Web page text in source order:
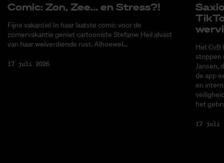
Co­mic: Zon, Zee... en Stress?!
Fijne vakantie! In haar laatste comic voor de
zomervakantie geniet cartooniste Stefanie Heil alvast
van haar welverdiende rust. Alhoewel...
17 juli 2026
Het CvB
stoppen
Jansen,
de app
en
het
17 juli